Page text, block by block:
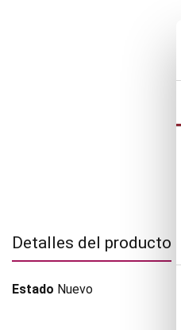
Detalles del producto
Estado Nuevo